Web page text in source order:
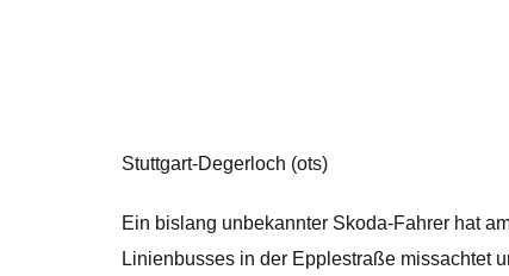
Stuttgart-Degerloch (ots)
Ein bislang unbekannter Skoda-Fahrer hat
Linienbusses in der Epplestraße missachtet